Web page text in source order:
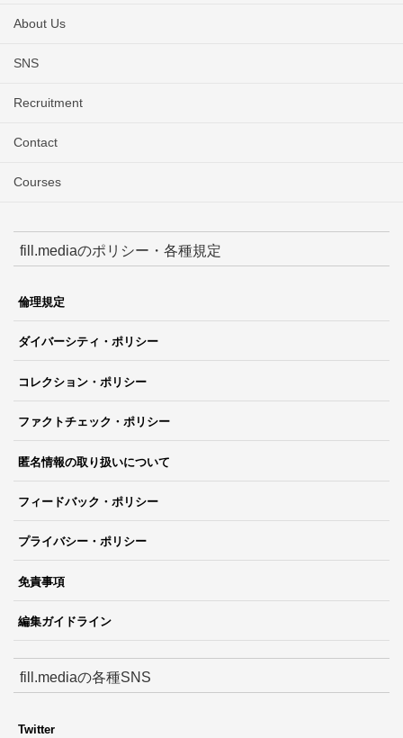
About Us
SNS
Recruitment
Contact
Courses
fill.mediaのポリシー・各種規定
倫理規定
ダイバーシティ・ポリシー
コレクション・ポリシー
ファクトチェック・ポリシー
匿名情報の取り扱いについて
フィードバック・ポリシー
プライバシー・ポリシー
免責事項
編集ガイドライン
fill.mediaの各種SNS
Twitter